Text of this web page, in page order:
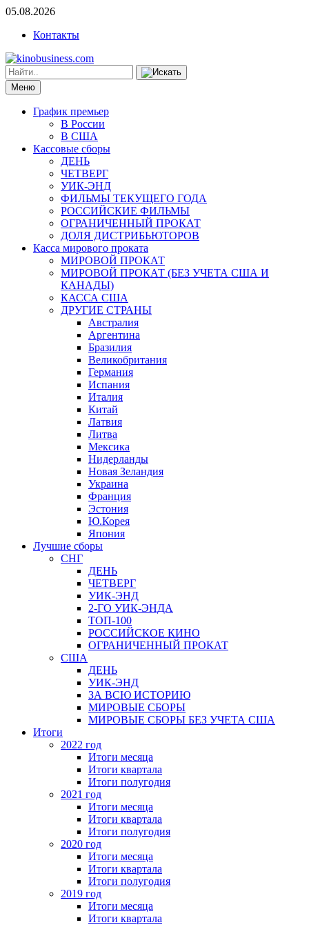
05.08.2026
Контакты
Меню
График премьер
В России
В США
Кассовые сборы
ДЕНЬ
ЧЕТВЕРГ
УИК-ЭНД
ФИЛЬМЫ ТЕКУЩЕГО ГОДА
РОССИЙСКИЕ ФИЛЬМЫ
ОГРАНИЧЕННЫЙ ПРОКАТ
ДОЛЯ ДИСТРИБЬЮТОРОВ
Касса мирового проката
МИРОВОЙ ПРОКАТ
МИРОВОЙ ПРОКАТ (БЕЗ УЧЕТА США И
КАНАДЫ)
КАССА США
ДРУГИЕ СТРАНЫ
Австралия
Аргентина
Бразилия
Великобритания
Германия
Испания
Италия
Китай
Латвия
Литва
Мексика
Нидерланды
Новая Зеландия
Украина
Франция
Эстония
Ю.Корея
Япония
Лучшие сборы
СНГ
ДЕНЬ
ЧЕТВЕРГ
УИК-ЭНД
2-ГО УИК-ЭНДА
ТОП-100
РОССИЙСКОЕ КИНО
ОГРАНИЧЕННЫЙ ПРОКАТ
США
ДЕНЬ
УИК-ЭНД
ЗА ВСЮ ИСТОРИЮ
МИРОВЫЕ СБОРЫ
МИРОВЫЕ СБОРЫ БЕЗ УЧЕТА США
Итоги
2022 год
Итоги месяца
Итоги квартала
Итоги полугодия
2021 год
Итоги месяца
Итоги квартала
Итоги полугодия
2020 год
Итоги месяца
Итоги квартала
Итоги полугодия
2019 год
Итоги месяца
Итоги квартала